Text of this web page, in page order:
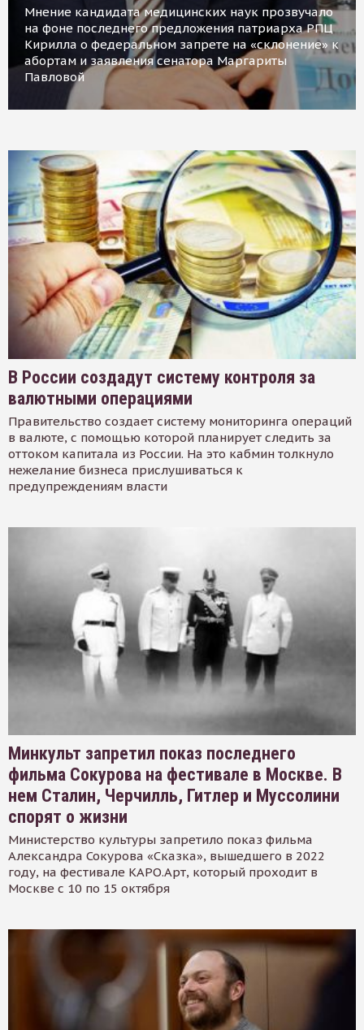
Мнение кандидата медицинских наук прозвучало
на фоне последнего предложения патриарха РПЦ
Кирилла о федеральном запрете на «склонение» к
абортам и заявления сенатора Маргариты
Павловой
В России создадут систему контроля за
валютными операциями
Правительство создает систему мониторинга операций
в валюте, с помощью которой планирует следить за
оттоком капитала из России. На это кабмин толкнуло
нежелание бизнеса прислушиваться к
предупреждениям власти
Минкульт запретил показ последнего
фильма Сокурова на фестивале в Москве. В
нем Сталин, Черчилль, Гитлер и Муссолини
спорят о жизни
Министерство культуры запретило показ фильма
Александра Сокурова «Сказка», вышедшего в 2022
году, на фестивале КАРО.Арт, который проходит в
Москве с 10 по 15 октября